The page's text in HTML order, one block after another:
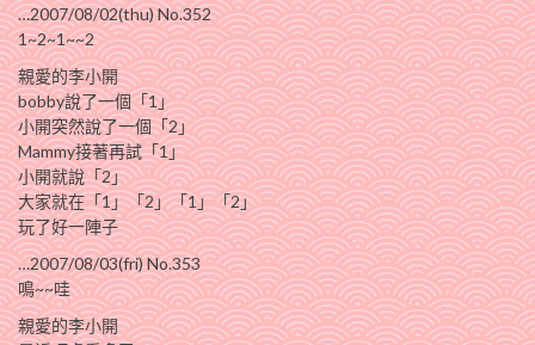
…2007/08/02(thu) No.352
1~2~1~~2
親愛的李小開
bobby說了一個「1」
小開突然說了一個「2」
Mammy接著再試「1」
小開就說「2」
大家就在「1」「2」「1」「2」
玩了好一陣子
…2007/08/03(fri) No.353
鳴~~哇
親愛的李小開